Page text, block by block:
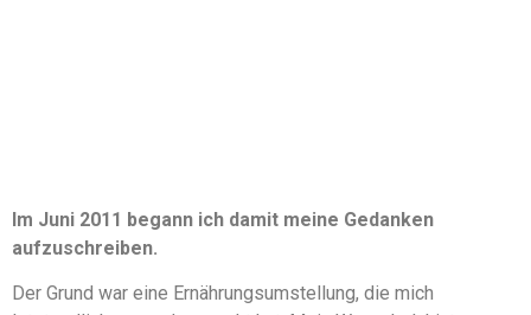
Im Juni 2011 begann ich damit meine Gedanken
aufzuschreiben.
Der Grund war eine Ernährungsumstellung, die mich